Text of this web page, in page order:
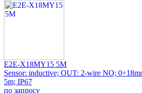
E2E-X18MY15 5M
Sensor: inductive; OUT: 2-wire NO;
5m; IP67
по запросу